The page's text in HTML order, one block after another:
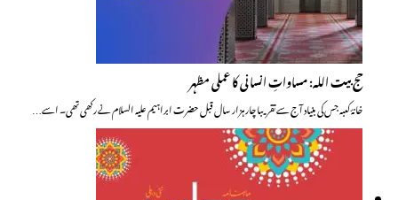
حج بیت اللہ: مساواتِ انسانی کا عملی مظہر
خانۂ کعبہ جس کی بنیاد آج سے تقریبا چار ہزار سال قبل حضرت ابراہیم علیہ السلام نے رکھی تھی۔ اسے…